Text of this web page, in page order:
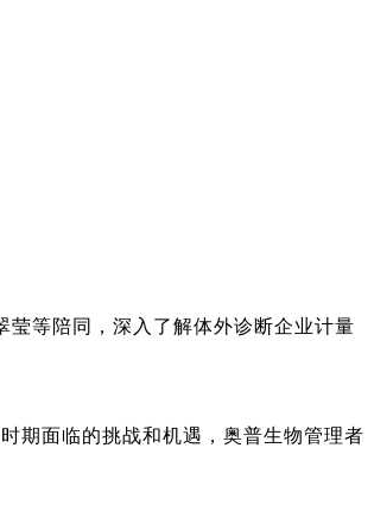
莹等陪同，深入了解体外诊断企业计量
期面临的挑战和机遇，奥普生物管理者